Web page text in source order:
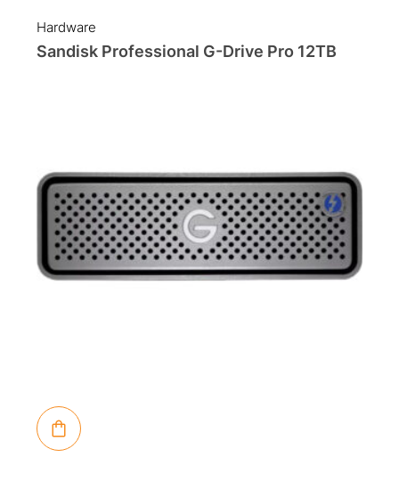
Hardware
Sandisk Professional G-Drive Pro 12TB